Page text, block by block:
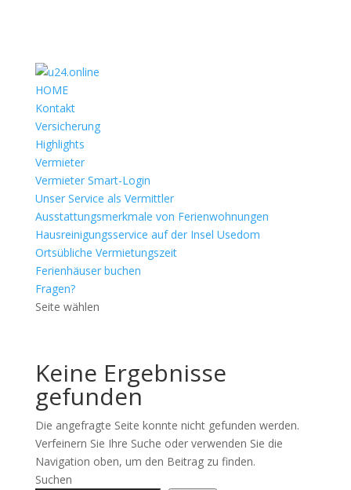
HOME
Kontakt
Versicherung
Highlights
Vermieter
Vermieter Smart-Login
Unser Service als Vermittler
Ausstattungsmerkmale von Ferienwohnungen
Hausreinigungsservice auf der Insel Usedom
Ortsübliche Vermietungszeit
Ferienhäuser buchen
Fragen?
Seite wählen
Keine Ergebnisse
gefunden
Die angefragte Seite konnte nicht gefunden werden.
Verfeinern Sie Ihre Suche oder verwenden Sie die
Navigation oben, um den Beitrag zu finden.
Suchen